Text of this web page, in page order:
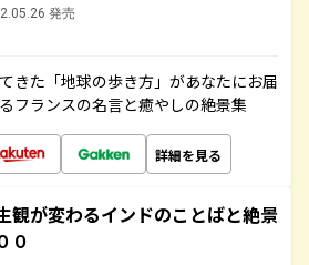
発売
きた「地球の歩き方」があなたにお届
フランスの名言と癒やしの絶景集
詳細を見る
観が変わるインドのことばと絶景
０